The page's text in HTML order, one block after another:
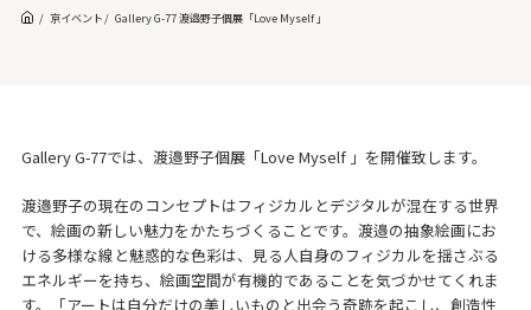
京イベント Gallery G-77 渡邉野子個展「Love Myself 」
Gallery G-77では、渡邉野子個展「Love Myself 」を開催致します。
渡邉野子の現在のコンセプトはフィジカルとデジタルが混在する世界
で、絵画の新しい魅力をかたちづくることです。渡邉の抽象絵画にお
ける多様な線と魅惑的な色彩は、見る人自身のフィジカルを揺さぶる
エネルギーを持ち、絵画空間が有機的であることを気づかせてくれま
す。「アートは自分だけの美しいものと出会う奇跡を起こし、創造性